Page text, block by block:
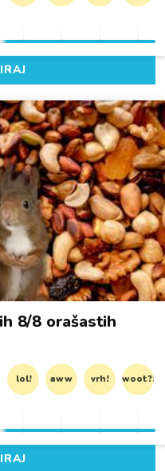
8/8 orašastih
lol! aww vrh! woot?!